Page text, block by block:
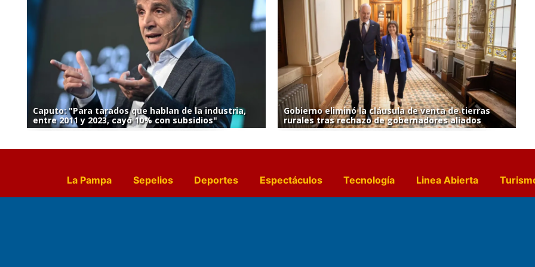
Caputo: "Para tarados que hablan de la industria,
entre 2011 y 2023, cayó 10% con subsidios"
Gobierno eliminó la cláusula de venta de tierras
rurales tras rechazo de gobernadores aliados
La Pampa Sepelios Deportes Espectáculos Tecnología Linea Abierta